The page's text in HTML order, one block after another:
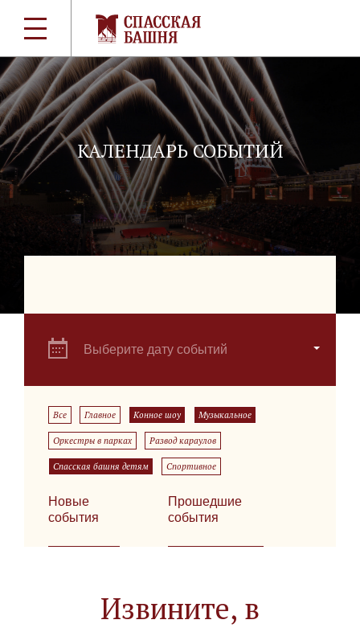
КАЛЕНДАРЬ СОБЫТИЙ
Выберите дату событий
Все Главное Конное шоу Музыкальное
Оркестры в парках Развод караулов
Спасская башня детям Спортивное
Новые
события
Прошедшие
события
Извините, в